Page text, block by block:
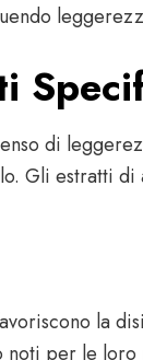
di
Gli estratti
la
noti per le